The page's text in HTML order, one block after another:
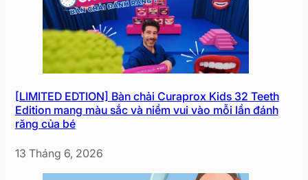
[LIMITED EDTION] Bàn chải Curaprox Kids 32 Teeth
Edition mang màu sắc và niềm vui vào mỗi lần đánh
răng của bé
13 Tháng 6, 2026